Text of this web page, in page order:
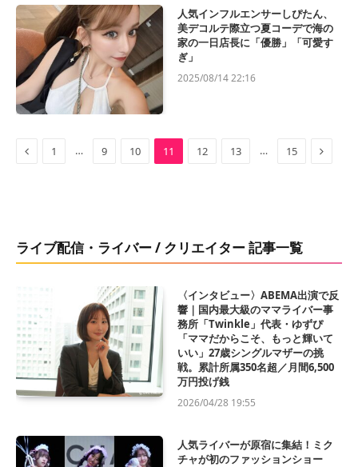
人気インフルエンサーしぴたん、
美デコルテ際立つ夏コーデで海の
家の一日店長に「優勝」「可愛す
ぎ」
2025/08/14 22:16
Previous
1 … 9 10 11 12 13 … 15 Next
ライブ配信・ライバー / クリエイター 記事一覧
〈インタビュー〉ABEMA出演で反
響｜国内最大級のママライバー事
務所「Twinkle」代表・ゆずぴ
「ママだからこそ、もっと輝いて
いい」27歳シングルマザーの挑
戦。累計所属350名超／月間6,500
万円投げ銭
2026/04/28 19:55
人気ライバーが原宿に集結！ミク
チャが初のファッションショー